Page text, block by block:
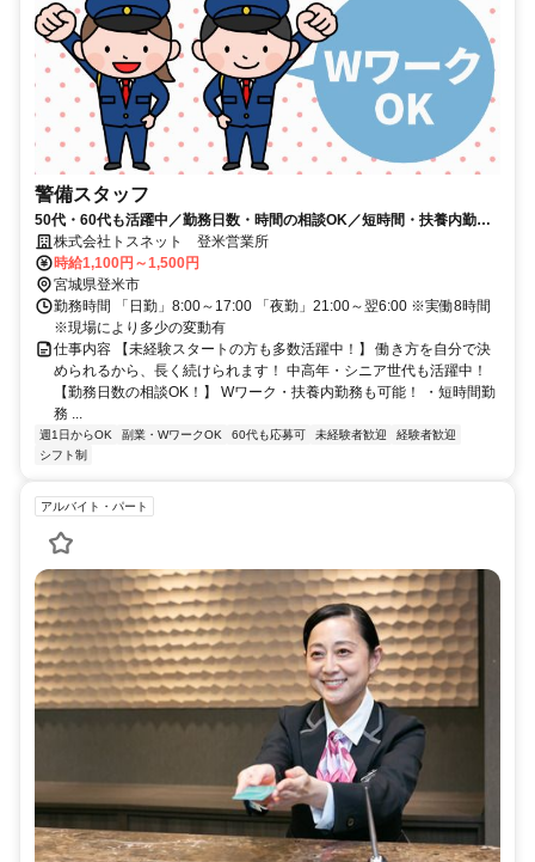
警備スタッフ
50代・60代も活躍中／勤務日数・時間の相談OK／短時間・扶養内勤務
も可能／無資格・未経験OK
株式会社トスネット 登米営業所
時給1,100円～1,500円
宮城県登米市
勤務時間 「日勤」8:00～17:00 「夜勤」21:00～翌6:00 ※実働8時間
※現場により多少の変動有
仕事内容 【未経験スタートの方も多数活躍中！】 働き方を自分で決
められるから、長く続けられます！ 中高年・シニア世代も活躍中！
【勤務日数の相談OK！】 Wワーク・扶養内勤務も可能！ ・短時間勤
務 ...
週1日からOK 副業・WワークOK 60代も応募可 未経験者歓迎
経験者歓迎
シフト制
アルバイト・パート